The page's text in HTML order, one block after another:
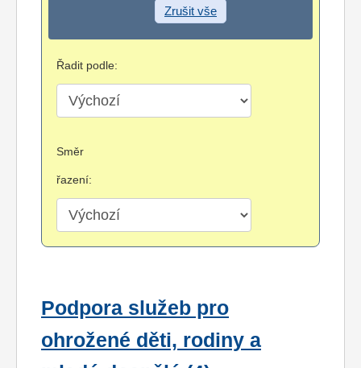
Zrušit vše
Řadit podle:
Směr
řazení:
Podpora služeb pro
ohrožené děti, rodiny a